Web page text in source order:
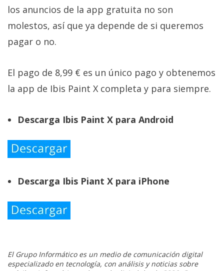
los anuncios de la app gratuita no son
molestos, así que ya depende de si queremos
pagar o no.
El pago de 8,99 € es un único pago y obtenemos
la app de Ibis Paint X completa y para siempre.
Descarga Ibis Paint X para Android
Descarga Ibis Piant X para iPhone
El Grupo Informático es un medio de comunicación digital
especializado en tecnología, con análisis y noticias sobre